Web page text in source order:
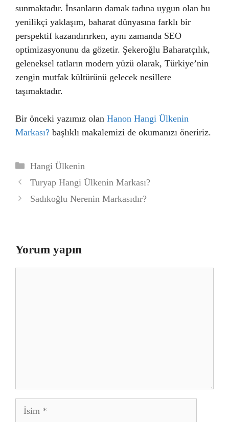
sunmaktadır. İnsanların damak tadına uygun olan bu
yenilikçi yaklaşım, baharat dünyasına farklı bir
perspektif kazandırırken, aynı zamanda SEO
optimizasyonunu da gözetir. Şekeroğlu Baharatçılık,
geleneksel tatların modern yüzü olarak, Türkiye’nin
zengin mutfak kültürünü gelecek nesillere
taşımaktadır.
Bir önceki yazımız olan Hanon Hangi Ülkenin
Markası? başlıklı makalemizi de okumanızı öneririz.
Kategoriler
Hangi Ülkenin
Turyap Hangi Ülkenin Markası?
Sadıkoğlu Nerenin Markasıdır?
Yorum yapın
İsim